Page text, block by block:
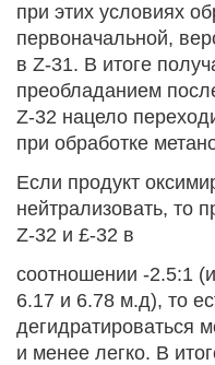
при этих условиях
первоначальной,
в Z-31. В итоге
преобладанием
Z-32 нацело
при обработке
Если продукт
нейтрализовать, то
Z-32 и £-32 в
соотношении -2.5:1
6.17 и 6.78 м.д), то
дегидратироваться
и менее легко. В